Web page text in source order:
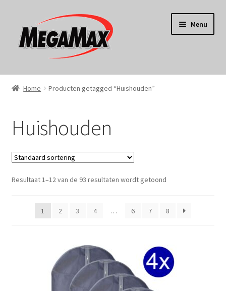
door
naar
naar
de
Menu
Home
Koken
Tuin
Gereedschap
Persoonlijke Verzorging
Home Producten getagged “Huishouden”
Huishouden
Resultaat 1–12 van de 93 resultaten wordt getoond
1 2 3 4 … 6 7 8